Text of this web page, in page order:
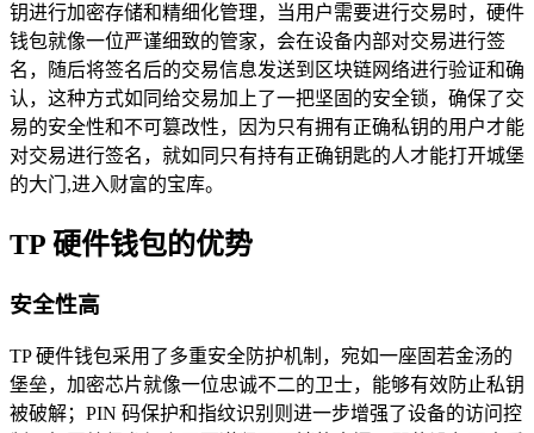
钥进行加密存储和精细化管理，当用户需要进行交易时，硬件
钱包就像一位严谨细致的管家，会在设备内部对交易进行签
名，随后将签名后的交易信息发送到区块链网络进行验证和确
认，这种方式如同给交易加上了一把坚固的安全锁，确保了交
易的安全性和不可篡改性，因为只有拥有正确私钥的用户才能
对交易进行签名，就如同只有持有正确钥匙的人才能打开城堡
的大门,进入财富的宝库。
TP 硬件钱包的优势
安全性高
TP 硬件钱包采用了多重安全防护机制，宛如一座固若金汤的
堡垒，加密芯片就像一位忠诚不二的卫士，能够有效防止私钥
被破解；PIN 码保护和指纹识别则进一步增强了设备的访问控